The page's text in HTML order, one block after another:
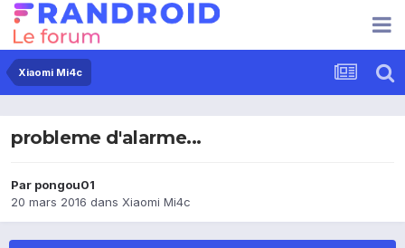
Xiaomi Mi4c
probleme d'alarme...
Par pongou01
20 mars 2016 dans Xiaomi Mi4c